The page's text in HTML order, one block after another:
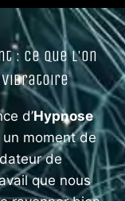
: Ce que l'on
Vibratoire
d’Hypnose
moment de
de
que nous